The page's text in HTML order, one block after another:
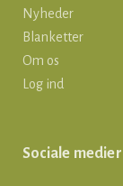
Nyheder
Blanketter
Om os
Log ind
Sociale medier